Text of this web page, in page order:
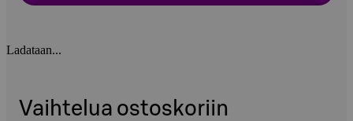
Ladataan...
Vaihtelua ostoskoriin